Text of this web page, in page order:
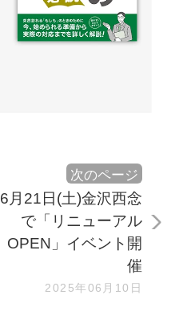
次のページ
6月21日(土)金沢西念
で「リニューアル
OPEN」イベント開
催
2025年06月10日